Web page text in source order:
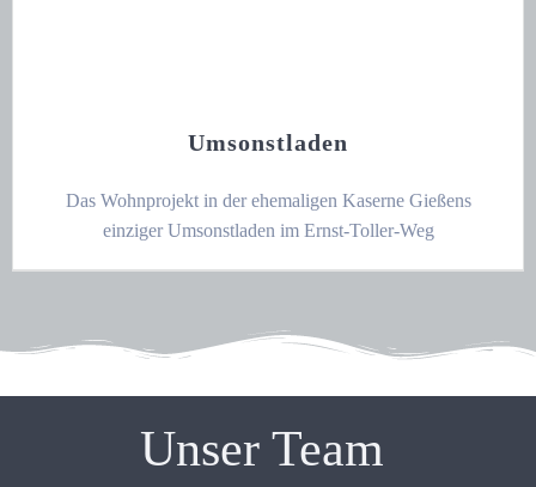
Umsonstladen
Das Wohnprojekt in der ehemaligen Kaserne Gießens
einziger Umsonstladen im Ernst-Toller-Weg
Unser Team